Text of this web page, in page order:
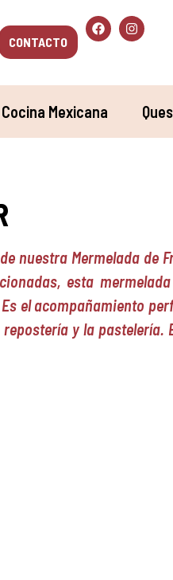
CONTACTO
Cocina Mexicana
nuestra Mermelada de
esta
el acompañamiento
y la pastelería.